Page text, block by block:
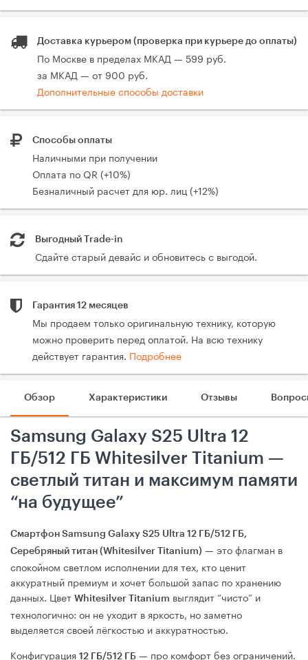
Доставка курьером (проверка при курьере до оплаты)
По Москве в пределах МКАД — 599 руб.
за МКАД — от 900 руб.
Дополнительные способы доставки
Способы оплаты
Наличными при получении
Оплата по QR (+10%)
Безналичный расчет для юр. лиц (+12%)
Выгодный Trade-in
Сдайте старый девайс и обновитесь с выгодой.
Гарантия 12 месяцев
Мы продаем только оригинальную технику, которую
можно проверить перед оплатой. На всю технику
действует гарантия. Подробнее
Обзор Характеристики Отзывы
Samsung Galaxy S25 Ultra 12
ГБ/512 ГБ Whitesilver Titanium —
светлый титан и максимум памяти
“на будущее”
Смартфон Samsung Galaxy S25 Ultra 12 ГБ/512 ГБ,
Серебряный титан (Whitesilver Titanium) — это флагман в
спокойном светлом исполнении для тех, кто ценит
аккуратный премиум и хочет большой запас по хранению
данных. Цвет Whitesilver Titanium выглядит “чисто” и
технологично: он не уходит в яркость, но заметно
выделяется своей лёгкостью и аккуратностью.
Конфигурация 12 ГБ/512 ГБ — про комфорт без ограничений.